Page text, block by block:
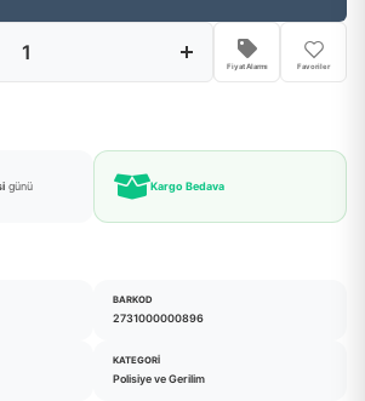
Fiyat Alarmı Favoriler
günü
Kargo Bedava
BARKOD
2731000000896
KATEGORI
Polisiye ve Gerilim